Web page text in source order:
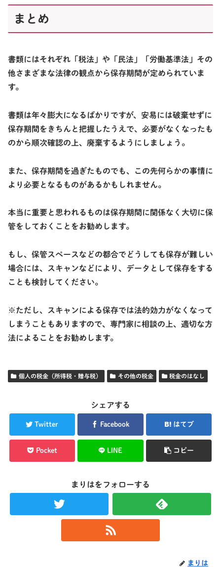
まとめ
書類にはそれぞれ「税法」や「民法」「労働基準法」その
他さまざまな法律の観点から保存期間が定められていま
す。
書類は年々膨大になるばかりですが、安易には破棄せずに
保存期間をきちんと把握したうえで、必要がなくなったも
のから順次確認の上、廃棄するようにしましょう。
また、保存期間を過ぎたものでも、この先何らかの事情に
より必要となるものがあるかもしれません。
本当に重要と思われるものは保存期間に関係なく大切に保
管をしておくことをお勧めします。
もし、保管スペースなどの都合でどうしても保存が難しい
場合には、スキャンなどにより、データとして保存をする
ことも検討してください。
※ただし、スキャンによる保存では法的効力がなくなって
しまうこともありますので、専門家に相談の上、適切な方
法によることをお勧めします。
個人の税金（所得税・贈与税） その他の税金 税金のはなし
シェアする
Twitter Facebook はてブ
Pocket LINE コピー
まりはをフォローする
まりは